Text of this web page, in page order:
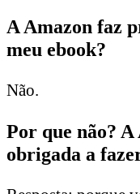
A Amazon faz
meu ebook?
Não.
Por que não? A
obrigada a